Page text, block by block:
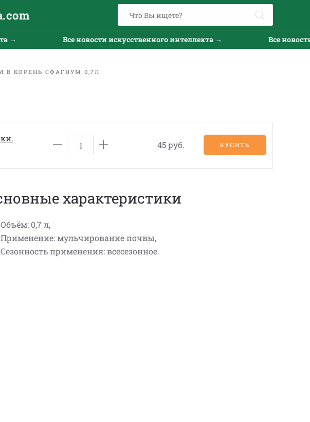
Все новости искусственного интеллекта → Все новости
В КОРЕНЬ СФАГНУМ 0,7Л
45 руб. КУПИТЬ
характеристики
Объём: 0,7 л,
Применение: мульчирование почвы,
Сезонность применения: всесезонное.